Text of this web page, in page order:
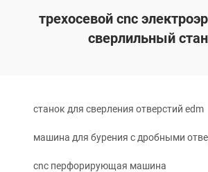
трехосевой cnc
сверлильный
станок для сверления отверстий edm
машина для бурения с дробными
cnc перфорирующая машина